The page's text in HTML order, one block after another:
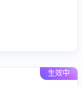
生效中